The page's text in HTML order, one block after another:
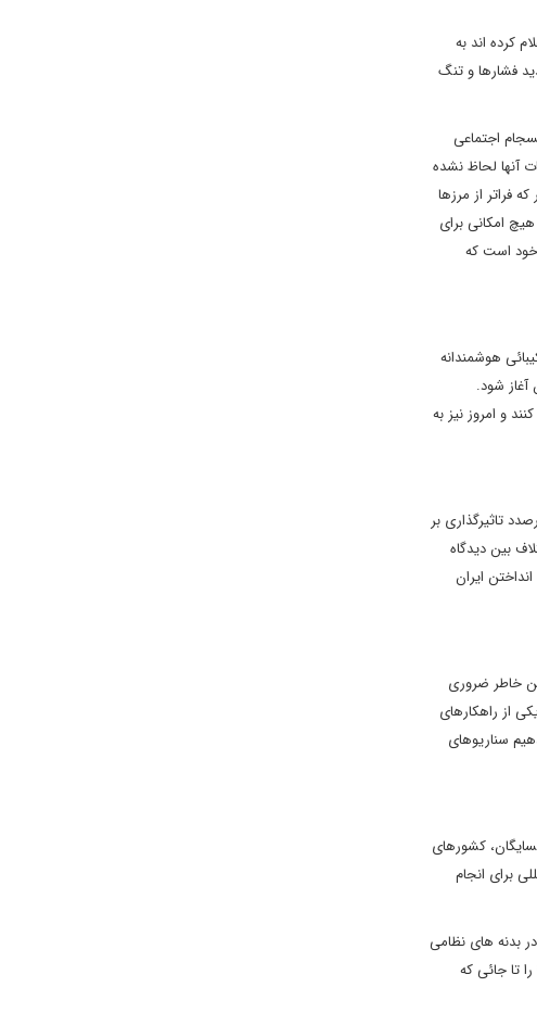
کرده اند به
فشارها و تنگ
اجتماعی
آنها لحاظ نشده
فراتر از مرزها
امکانی برای
خود است که
هوشمندانه
شود.
و امروز نیز به
تاثیرگذاری بر
بین دیدگاه
ایران
خاطر ضروری
از راهکارهای
سناریوهای
کشورهای
برای انجام
بدنه های نظامی
تا جائی که